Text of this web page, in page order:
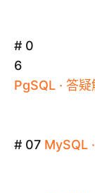
# 0
6
PgSQL · 答疑
# 07 MySQL ·